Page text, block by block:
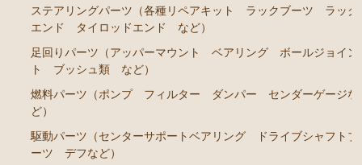
エアコン ヒーター関係
マークⅡ クレスタ チェイサー GX81 JZX81
エンジンパーツ 1G-GTE
エンジンパーツ 1JZ-GTE
ステアリングパーツ（各種リペアキット ラックブーツ ラック
エンド タイロッドエンド など）
足回りパーツ（アッパーマウント ベアリング ボールジョイン
ト ブッシュ類 など）
燃料パーツ（ポンプ フィルター ダンパー センダーゲージな
ど）
駆動パーツ（センターサポートベアリング ドライブシャフトブ
ーツ デフなど）